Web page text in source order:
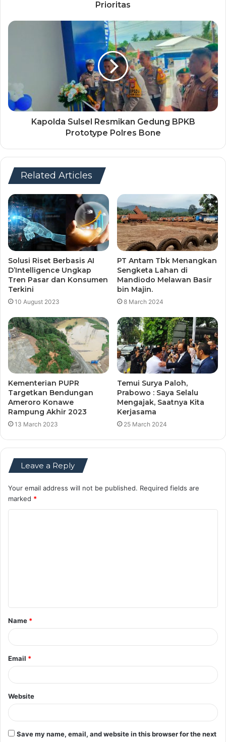
Prioritas
Kapolda Sulsel Resmikan Gedung BPKB
Prototype Polres Bone
Related Articles
Solusi Riset Berbasis AI
D’Intelligence Ungkap
Tren Pasar dan Konsumen
Terkini
10 August 2023
PT Antam Tbk Menangkan
Sengketa Lahan di
Mandiodo Melawan Basir
bin Majin.
8 March 2024
Kementerian PUPR
Targetkan Bendungan
Ameroro Konawe
Rampung Akhir 2023
13 March 2023
Temui Surya Paloh,
Prabowo : Saya Selalu
Mengajak, Saatnya Kita
Kerjasama
25 March 2024
Leave a Reply
Your email address will not be published. Required fields are
marked *
t
*
Name *
Email *
Website
Save my name, email, and website in this browser for the next